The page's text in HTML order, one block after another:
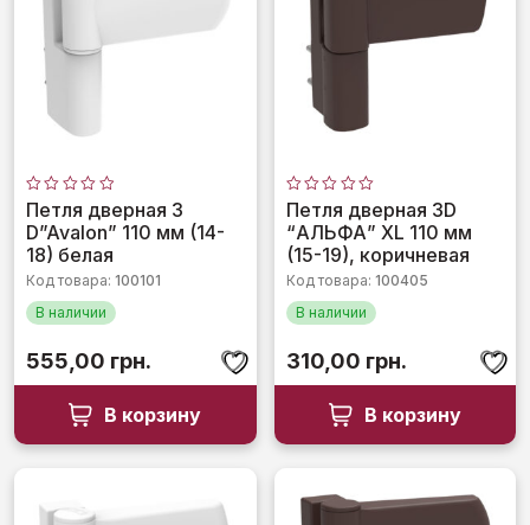
Оценка
0
из
5
Петля дверная 3
D”Avalon” 110 мм (14-
18) белая
Код товара: 100101
В наличии
555,00 грн.
В корзину
Оценка
0
из
5
Петля дверная 3D
“АЛЬФА” XL 110 мм
(15-19), коричневая
Код товара: 100405
В наличии
310,00 грн.
В корзину